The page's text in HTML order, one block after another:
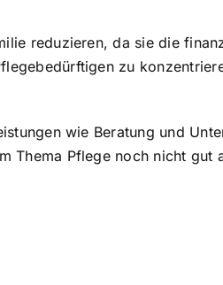
reduzieren, da sie die
zu
wie Beratung und
Thema Pflege noch nicht gut